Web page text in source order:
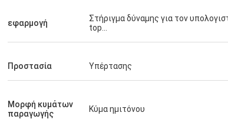
Stamatis Ελλάδα
Είμαι πολύ ικανοποιημένος με τα
πολύ υψηλή και σταθερή, και με την καλή
υπηρεσία, το εκτιμώ!
εφαρμογή
Στήριγμα δύναμης για τον
top…
Προστασία Υπέρτασης
Μορφή κυμάτων
παραγωγής
Κύμα ημιτόνου